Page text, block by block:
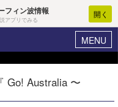
ィン波情報
アプリでみる
開く
MENU
マイホーム
Go! Australia 〜